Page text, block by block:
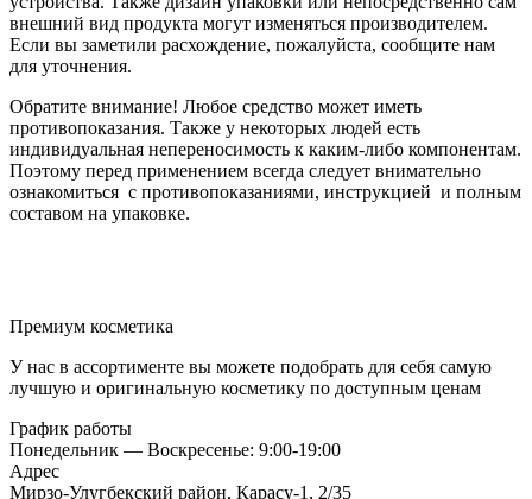
внешний вид продукта могут изменяться производителем.
Если вы заметили расхождение, пожалуйста, сообщите нам
для уточнения.
Обратите внимание! Любое средство может иметь
противопоказания. Также у некоторых людей есть
индивидуальная непереносимость к каким-либо компонентам.
Поэтому перед применением всегда следует внимательно
ознакомиться с противопоказаниями, инструкцией и полным
составом на упаковке.
Премиум косметика
У нас в ассортименте вы можете подобрать для себя самую
лучшую и оригинальную косметику по доступным ценам
График работы
Понедельник — Воскресенье: 9:00-19:00
Адрес
Мирзо-Улугбекский район, Карасу-1, 2/35